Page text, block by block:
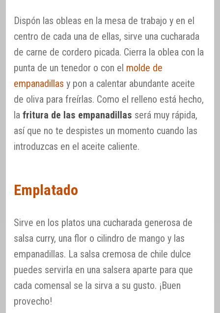
Dispón las obleas en la mesa de trabajo y en el
centro de cada una de ellas, sirve una cucharada
de carne de cordero picada. Cierra la oblea con la
punta de un tenedor o con el molde de
empanadillas y pon a calentar abundante aceite
de oliva para freírlas. Como el relleno está hecho,
la fritura de las empanadillas será muy rápida,
así que no te despistes un momento cuando las
introduzcas en el aceite caliente.
Emplatado
Sirve en los platos una cucharada generosa de
salsa curry, una flor o cilindro de mango y las
empanadillas. La salsa cremosa de chile dulce
puedes servirla en una salsera aparte para que
cada comensal se la sirva a su gusto. ¡Buen
provecho!